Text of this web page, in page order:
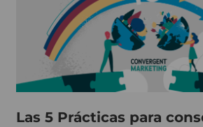
Las 5 Prácticas para